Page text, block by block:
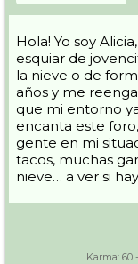
Hola! Yo soy
esquiar de
la nieve o de
años y me
que mi entorno
encanta este
gente en mi
tacos, muchas
nieve… a ver si
Karma: 60